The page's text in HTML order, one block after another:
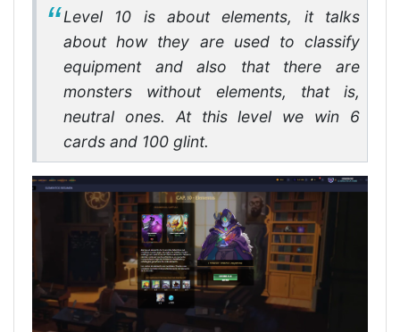
Level 10 is about elements, it talks
about how they are used to classify
equipment and also that there are
monsters without elements, that is,
neutral ones. At this level we win 6
cards and 100 glint.